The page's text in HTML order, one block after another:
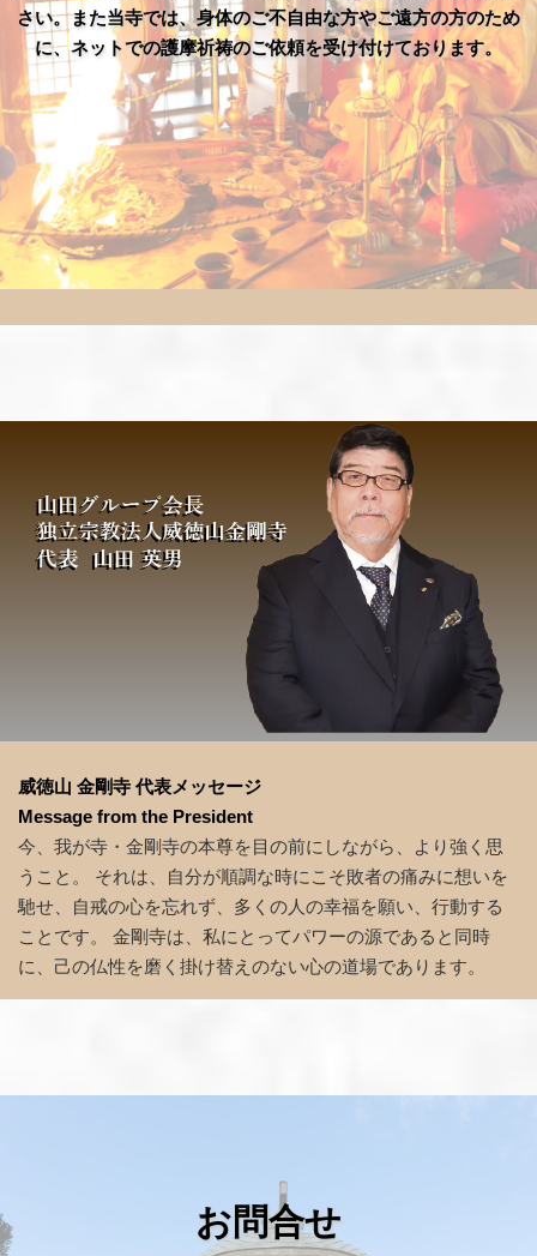
さい。また当寺では、身体のご不自由な方やご遠方の方のため
に、ネットでの護摩祈祷のご依頼を受け付けております。
威徳山 金剛寺 代表メッセージ
Message from the President
今、我が寺・金剛寺の本尊を目の前にしながら、より強く思
うこと。 それは、自分が順調な時にこそ敗者の痛みに想いを
馳せ、自戒の心を忘れず、多くの人の幸福を願い、行動する
ことです。 金剛寺は、私にとってパワーの源であると同時
に、己の仏性を磨く掛け替えのない心の道場であります。
お問合せ